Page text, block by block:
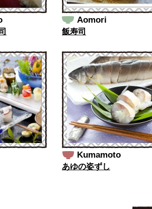
Aomori
飯寿司
Kumamoto
あゆの姿ずし